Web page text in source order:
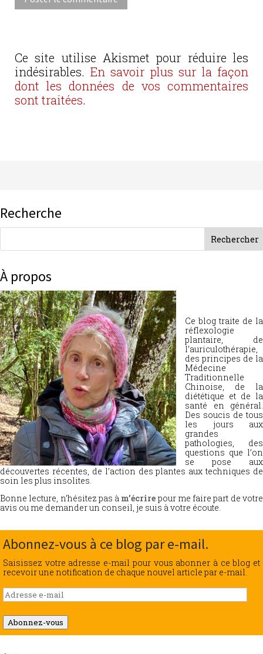
Ce site utilise Akismet pour réduire les
indésirables. En savoir plus sur la façon
dont les données de vos commentaires
sont traitées.
Recherche
À propos
Ce blog traite de la
réflexologie
plantaire, de
l’auriculothérapie,
des principes de la
Médecine
Traditionnelle
Chinoise, de la
diététique et de la
santé en général.
Des soucis de tous
les jours aux
grandes
pathologies, des
questions que l’on
se pose aux
découvertes récentes, de l’action des plantes aux techniques de
soin les plus insolites.
Bonne lecture, n’hésitez pas à m’écrire pour me faire part de votre
avis ou me demander un conseil, je suis à votre écoute.
Abonnez-vous à ce blog par e-mail.
Saisissez votre adresse e-mail pour vous abonner à ce blog et
recevoir une notification de chaque nouvel article par e-mail.
Adresse
e-
mail
Abonnez-vous